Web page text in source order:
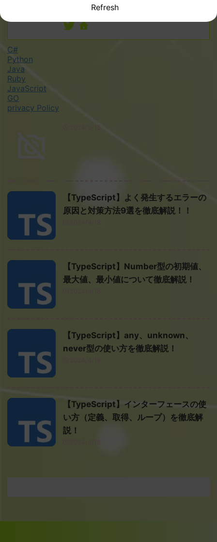
Go、JavaScript
C#
Python
Java
Ruby
JavaScript
GO
privacy Policy
【TypeScript】よく発生するエラーの
原因と対策方法9選を徹底解説！！
【TypeScript】Number型の初期値、
最大値、最小値について徹底解説！
【TypeScript】any、unknown、
never型の使い方を徹底解説！
【TypeScript】インターフェースの使
い方（定義、取得、ループ）を徹底解
説！
Refresh